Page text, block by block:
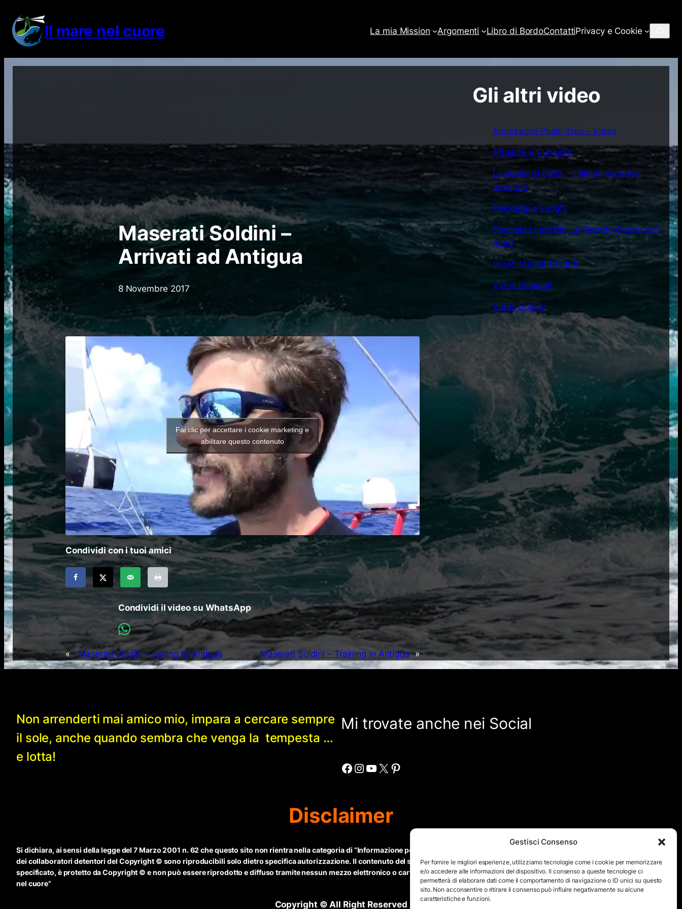
Gestisci Consenso
Per fornire le migliori esperienze, utilizziamo tecnologie come i cookie per memorizzare
e/o accedere alle informazioni del dispositivo. Il consenso a queste tecnologie ci
permetterà di elaborare dati come il comportamento di navigazione o ID unici su questo
sito. Non acconsentire o ritirare il consenso può influire negativamente su alcune
caratteristiche e funzioni.
contenuto Il mare nel cuore La mia Mission Argomenti Libro di BordoContattiPrivacy e Cookie
Maserati Soldini –
Arrivati ad Antigua
8 Novembre 2017
Fai clic per accettare i cookie marketing e
abilitare questo contenuto
Condividi con i tuoi amici
Condividi il video su WhatsApp
« Maserati Soldini – Sailing to Antigua Maserati Soldini – Training in Antigua »
Gli altri video
Ammiraglio Paolo Treu – Video
Attualità e Curiosità
La scelta di Catia – Il film in versione
integrale
Paesaggi e Luoghi
Speciale Linea Blu-La Grande Guerra sul
mare
Video Marina Militare
Video Musicali
Video Soldini
Non arrenderti mai amico mio, impara a cercare sempre
il sole, anche quando sembra che venga la tempesta …
e lotta!
Mi trovate anche nei Social
Facebook Instagram YouTube X Pinterest
Disclaimer
Si dichiara, ai sensi della legge del 7 Marzo 2001 n. 62 che questo sito non rientra nella categoria di “Informazione periodica” in quanto viene aggiornato ad intervalli non regolari. Le immagini
dei collaboratori detentori del Copyright © sono riproducibili solo dietro specifica autorizzazione. Il contenuto del sito, comprensivo di testi e immagini, eccetto dove espressamente
specificato, è protetto da Copyright © e non può essere riprodotto e diffuso tramite nessun mezzo elettronico o cartaceo senza esplicita autorizzazione scritta da parte dello staff di ”Il Mare
nel cuore”
Copyright © All Right Reserved